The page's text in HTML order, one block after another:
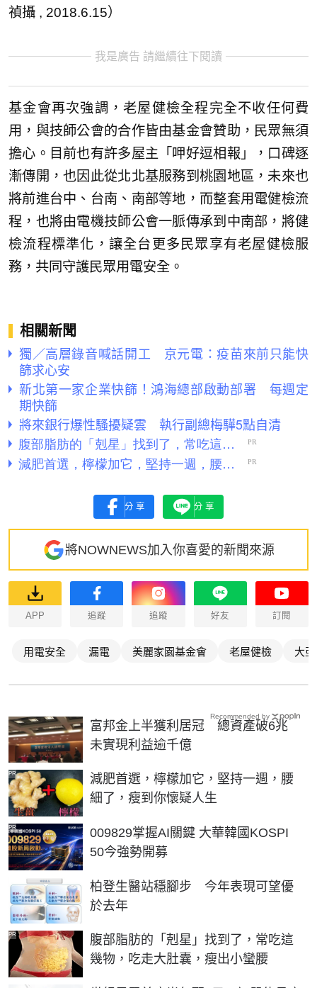
禎攝 , 2018.6.15）
我是廣告 請繼續往下閱讀
基金會再次強調，老屋健檢全程完全不收任何費
用，與技師公會的合作皆由基金會贊助，民眾無須
擔心。目前也有許多屋主「呷好逗相報」，口碑逐
漸傳開，也因此從北北基服務到桃園地區，未來也
將前進台中、台南、南部等地，而整套用電健檢流
程，也將由電機技師公會一脈傳承到中南部，將健
檢流程標準化，讓全台更多民眾享有老屋健檢服
務，共同守護民眾用電安全。
相關新聞
獨／高層錄音喊話開工 京元電：疫苗來前只能快
篩求心安
新北第一家企業快篩！鴻海總部啟動部署 每週定
期快篩
將來銀行爆性騷擾疑雲 執行副總梅驊5點自清
分享 分享
將NOWNEWS加入你喜愛的新聞來源
APP 追蹤 追蹤 好友 訂閱
用電安全 漏電 美麗家園基金會 老屋健檢 大亞
富邦金上半獲利居冠 總資產破6兆
未實現利益逾千億
減肥首選，檸檬加它，堅持一週，腰
細了，瘦到你懷疑人生
PR
009829掌握AI關鍵 大華韓國KOSPI
50今強勢開募
PR
柏登生醫站穩腳步 今年表現可望優
於去年
腹部脂肪的「剋星」找到了，常吃這
幾物，吃走大肚囊，瘦出小蠻腰
PR
Recommended by